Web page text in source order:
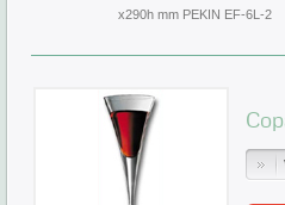
x290h mm PEKIN EF-6L-2